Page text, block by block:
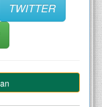
TWITTER